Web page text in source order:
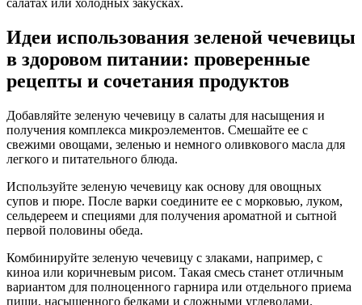
салатах или холодных закусках.
Идеи использования зеленой чечевицы
в здоровом питании: проверенные
рецепты и сочетания продуктов
Добавляйте зеленую чечевицу в салаты для насыщения и
получения комплекса микроэлементов. Смешайте ее с
свежими овощами, зеленью и немного оливкового масла для
легкого и питательного блюда.
Используйте зеленую чечевицу как основу для овощных
супов и пюре. После варки соедините ее с морковью, луком,
сельдереем и специями для получения ароматной и сытной
первой половины обеда.
Комбинируйте зеленую чечевицу с злаками, например, с
киноа или коричневым рисом. Такая смесь станет отличным
вариантом для полноценного гарнира или отдельного приема
пищи, насыщенного белками и сложными углеводами.